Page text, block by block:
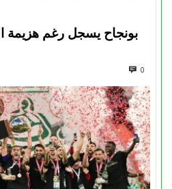
بونجاح يسجل رغم هزيمة
0